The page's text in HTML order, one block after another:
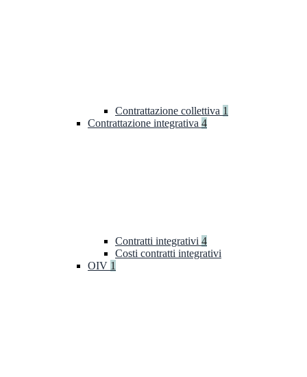
Contrattazione collettiva 1
Contrattazione integrativa 4
Contratti integrativi 4
Costi contratti integrativi
OIV 1